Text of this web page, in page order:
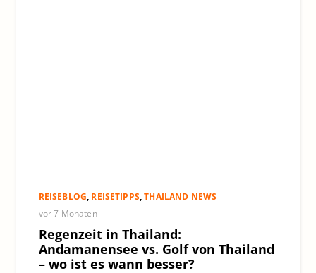
REISEBLOG, REISETIPPS,THAILAND NEWS
vor 7 Monaten
Regenzeit in Thailand:
Andamanensee vs. Golf von Thailand
– wo ist es wann besser?